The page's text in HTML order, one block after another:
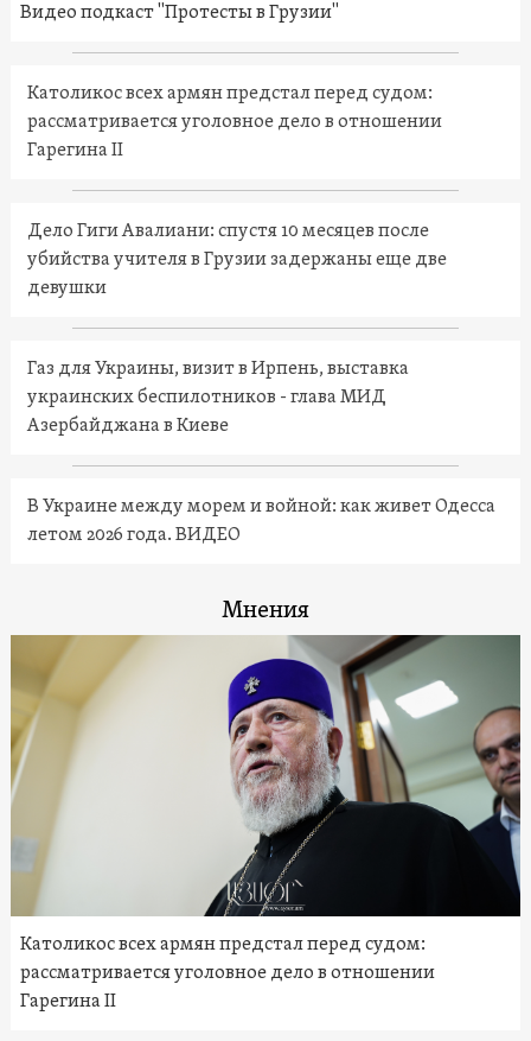
Видео подкаст "Протесты в Грузии"
Католикос всех армян предстал перед судом:
рассматривается уголовное дело в отношении
Гарегина II
Дело Гиги Авалиани: спустя 10 месяцев после
убийства учителя в Грузии задержаны еще две
девушки
Газ для Украины, визит в Ирпень, выставка
украинских беспилотников - глава МИД
Азербайджана в Киеве
В Украине между морем и войной: как живет Одесса
летом 2026 года. ВИДЕО
Мнения
Католикос всех армян предстал перед судом:
рассматривается уголовное дело в отношении
Гарегина II